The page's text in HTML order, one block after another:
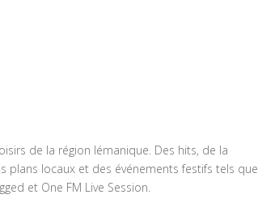
de la région lémanique. Des hits, de la
plans locaux et des événements festifs tels que
et One FM Live Session.